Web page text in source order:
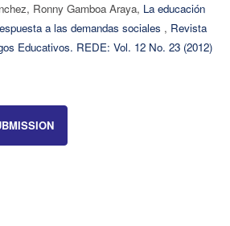
Ronny Gamboa Araya, La educación
a las demandas sociales , Revista
Educativos. REDE: Vol. 12 No. 23 (2012)